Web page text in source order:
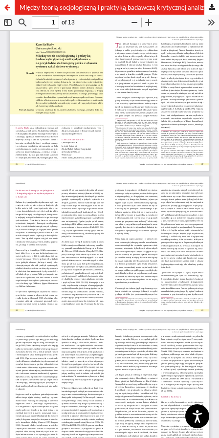
Między teorią socjologiczną i praktyką badawczą krytycznej analizy dyskursu – na przykładzie studium przypadku z obszaru systemu szkolnictwa wyższego